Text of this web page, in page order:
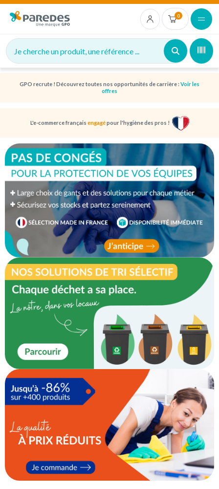
0
Je cherche un produit, une référence ...
GPO recrute ! Découvrez toutes nos opportunités de carrière :Voir les
offres
L'e-commerce français engagépour l'hygiène des pros !